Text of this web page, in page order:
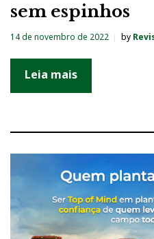
sem espinhos
14 de novembro de 2022 by
Leia mais